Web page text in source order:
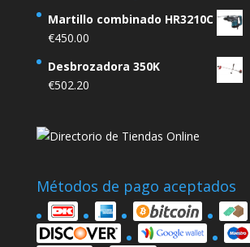
Martillo combinado HR3210C
€450.00
Desbrozadora 350K
€502.20
Métodos de pago aceptados